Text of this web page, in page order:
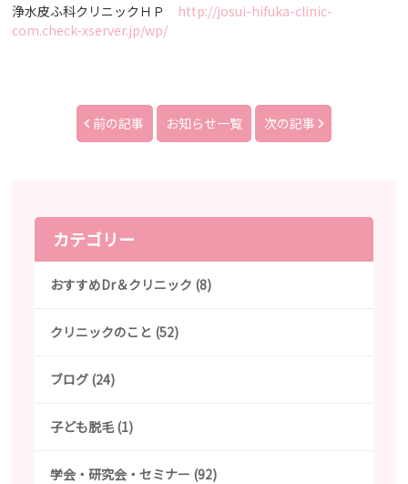
浄水皮ふ科クリニックＨＰ http://josui-hifuka-clinic-
com.check-xserver.jp/wp/
前の記事 お知らせ一覧 次の記事
カテゴリー
おすすめDr＆クリニック (8)
クリニックのこと (52)
ブログ (24)
子ども脱毛 (1)
学会・研究会・セミナー (92)